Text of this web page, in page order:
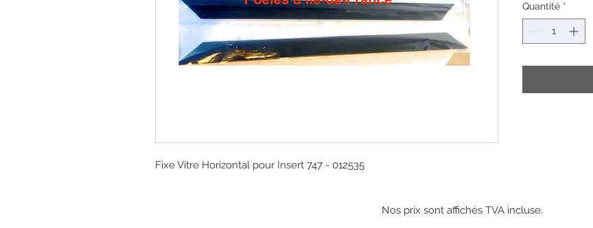
Fixe Vitre Horizontal pour Insert 747 - 012535
Quantité *
Nos prix sont affichés TVA incluse.